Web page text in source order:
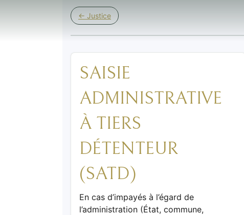
← Justice
SAISIE
ADMINISTRATIVE
À TIERS
DÉTENTEUR
(SATD)
En cas d’impayés à l’égard de
l’administration (État, commune,